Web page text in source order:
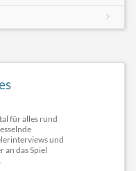
für alles rund
und
an das Spiel